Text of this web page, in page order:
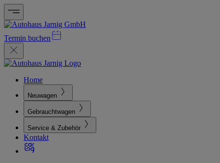
Termin buchen
Home
Neuwagen
Gebrauchtwagen
Service & Zubehör
Kontakt